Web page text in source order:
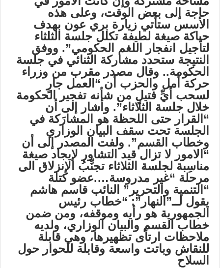
حاجة إلى بعض الوقت، وعلى هذه
الأسس ستأتي زيارة بري عون بهدف
حياكة صيغة لطيفة تكلل جلسة الثلثاء
لتأجيل انفجار اللغم الحكومي”. ووفق
النتيجة ستحدد مشاركة الثنائي في جلسة
الحكومة.
. وقال مصدر مقرب من وزراء
حركة أمل والحزب أن “العمل جارٍ
لسحب أيِّ فتيلٍ من شأنه تفجير الحكومة
خلال جلسة الثلاثاء”. وأشار إلى أن
“القرار حتى اللحظة هو المشارَكة في
الجلسة تحت سقف البيان الوزاري
وخطاب القسم”. ولفت المصدر إلى أن
“الامور لا تزال قيد التشاور لإيجاد صيغة
مناسِبة لجلسة الثلاثاء تجنِّبُ الإنزلاق الى
مرحلة “غير مدروسة….عضو كتلة
“التنمية والتحرير” النائب قاسم هاشم
يقول لــ”النهار”: “خطاب رئيس
الجمهورية هو رأيه وموقفه، ومن ضمن
خطاب القسم والبيان الوزاري، ولديه
ملاحظات ارتأى تظهيرها، وهي قابلة
للنقاش وباتت واسعة وقابلة للحوار حول
السلاح